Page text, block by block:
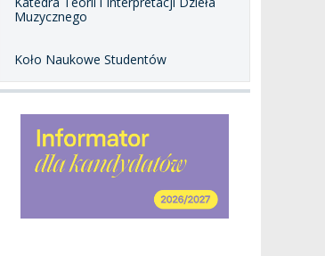
Muzycznego
Koło Naukowe Studentów